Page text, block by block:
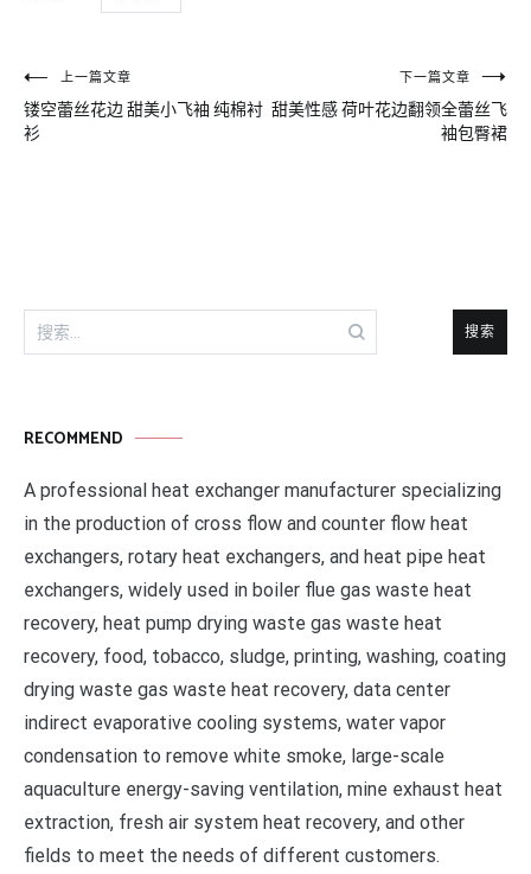
文
章
上一篇文章
镂空蕾丝花边 甜美小飞袖 纯棉衬
衫
下一篇文章
甜美性感 荷叶花边翻领全蕾丝飞
袖包臀裙
搜
索：
RECOMMEND
A professional heat exchanger manufacturer specializing
in the production of cross flow and counter flow heat
exchangers, rotary heat exchangers, and heat pipe heat
exchangers, widely used in boiler flue gas waste heat
recovery, heat pump drying waste gas waste heat
recovery, food, tobacco, sludge, printing, washing, coating
drying waste gas waste heat recovery, data center
indirect evaporative cooling systems, water vapor
condensation to remove white smoke, large-scale
aquaculture energy-saving ventilation, mine exhaust heat
extraction, fresh air system heat recovery, and other
fields to meet the needs of different customers.